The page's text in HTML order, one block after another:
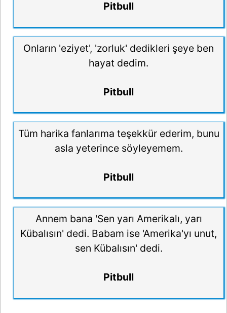
Pitbull
Onların 'eziyet', 'zorluk' dedikleri şeye ben
hayat dedim.
Pitbull
Tüm harika fanlarıma teşekkür ederim, bunu
asla yeterince söyleyemem.
Pitbull
Annem bana 'Sen yarı Amerikalı, yarı
Kübalısın' dedi. Babam ise 'Amerika'yı unut,
sen Kübalısın' dedi.
Pitbull